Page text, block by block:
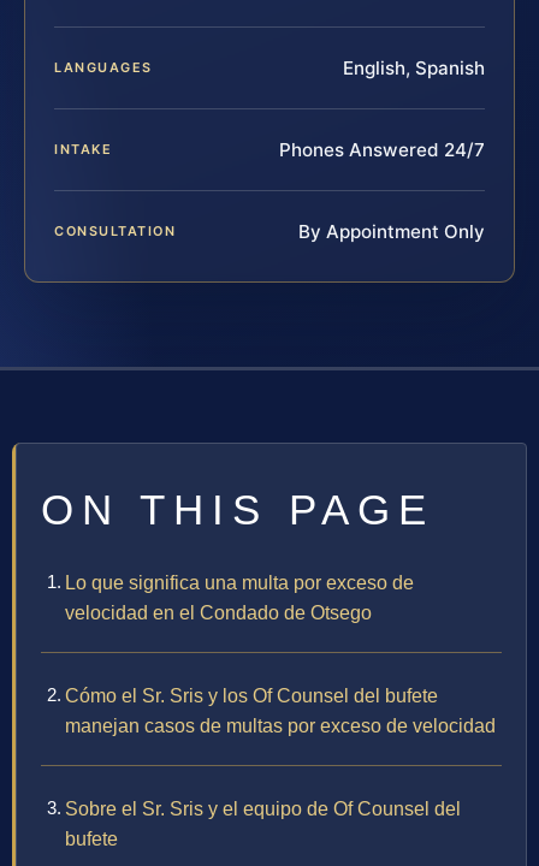
LANGUAGES English, Spanish
INTAKE Phones Answered 24/7
CONSULTATION By Appointment Only
ON THIS PAGE
Lo que significa una multa por exceso de
velocidad en el Condado de Otsego
Cómo el Sr. Sris y los Of Counsel del bufete
manejan casos de multas por exceso de velocidad
Sobre el Sr. Sris y el equipo de Of Counsel del
bufete